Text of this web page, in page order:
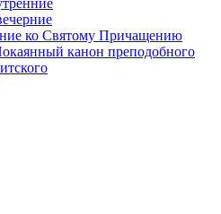
ко Святому Причащению
канон преподобного